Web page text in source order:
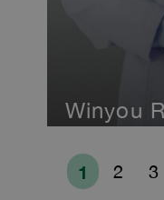
Winyou
1 2 3